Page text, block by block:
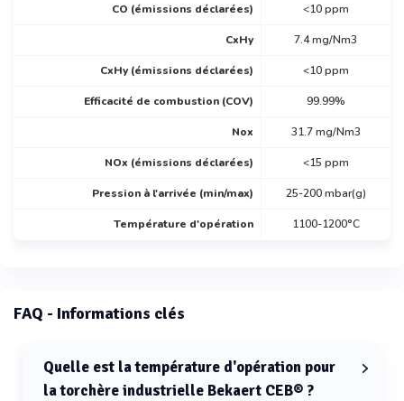
CO (émissions déclarées) <10 ppm
CxHy 7.4 mg/Nm3
CxHy (émissions déclarées) <10 ppm
Efficacité de combustion (COV) 99.99%
Nox 31.7 mg/Nm3
NOx (émissions déclarées) <15 ppm
Pression à l'arrivée (min/max) 25-200 mbar(g)
Température d'opération 1100-1200°C
FAQ - Informations clés
Quelle est la température d'opération pour
la torchère industrielle Bekaert CEB® ?